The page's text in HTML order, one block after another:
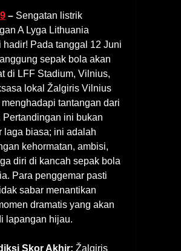
– Sengatan listrik
A Lyga Lithuania
hadir! Pada tanggal 12 Juni
sepak bola akan
di LFF Stadium, Vilnius,
lokal Žalgiris Vilnius
menghadapi tantangan dari
Pertandingan ini bukan
laga biasa; ini adalah
kehormatan, ambisi,
diri di kancah sepak bola
Para penggemar pasti
sabar menantikan
dramatis yang akan
lapangan hijau.
Skor Akhir: Žalgiris